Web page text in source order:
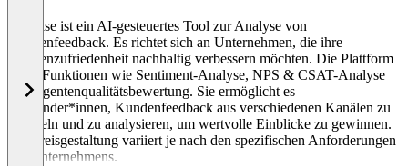
Artiwise ist ein AI-gesteuertes Tool zur Analyse von
Kundenfeedback. Es richtet sich an Unternehmen, die ihre
Kundenzufriedenheit nachhaltig verbessern möchten. Die Plattform
bietet Funktionen wie Sentiment-Analyse, NPS & CSAT-Analyse
und Agentenqualitätsbewertung. Sie ermöglicht es
Anwender*innen, Kundenfeedback aus verschiedenen Kanälen zu
sammeln und zu analysieren, um wertvolle Einblicke zu gewinnen.
Die Preisgestaltung variiert je nach den spezifischen Anforderungen
des Unternehmens.